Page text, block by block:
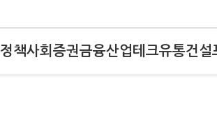
정책사회 증권금융산업테크유통건설